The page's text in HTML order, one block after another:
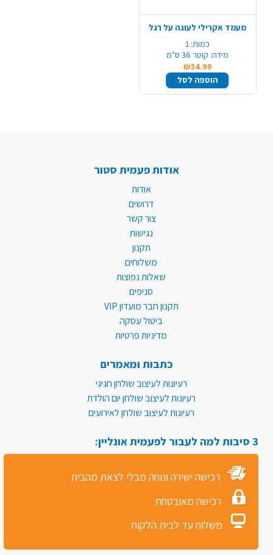
מעמד אקרילי לעוגה על רגל
כמות: 1
מידה: קוטר 36 ס"מ
₪34.90
הוספה לסל
אודות פעמית סטור
אודות
דרושים
צור קשר
נגישות
תקנון
משלוחים
שאלות נפוצות
סניפים
תקנון חבר מועדון VIP
ביטול עסקה
מדיניות פרטיות
כתבות ומאמרים
רעיונות לעיצוב שולחן חגיגי
רעיונות לעיצוב שולחן יום הולדת
רעיונות לעיצוב שולחן לאירועים
3 סיבות למה לעבור לפעמית אונליין:
רכישה ישירה ונוחה מבלי לצאת מהבית
רכישה מאובטחת
משלוח עד לבית הלקוח